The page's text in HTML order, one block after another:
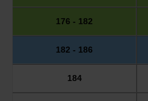
176 - 182
182 - 186
184